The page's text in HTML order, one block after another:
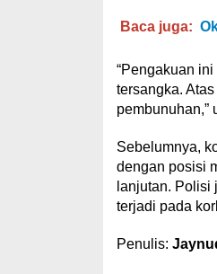
Baca juga:
“Pengakuan
tersangka.
pembunuhan,”
Sebelumnya,
dengan posisi
lanjutan. Polisi
terjadi pada
Penulis: